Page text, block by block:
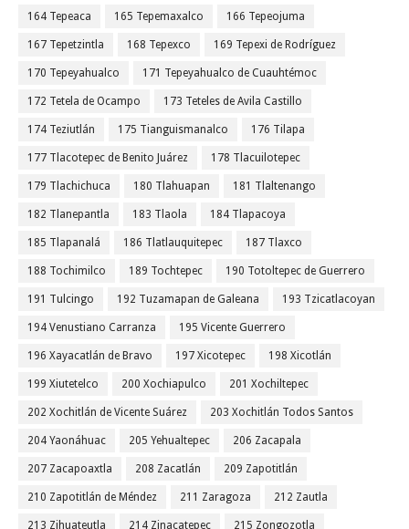
164 Tepeaca 165 Tepemaxalco 166 Tepeojuma
167 Tepetzintla 168 Tepexco 169 Tepexi de Rodríguez
170 Tepeyahualco 171 Tepeyahualco de Cuauhtémoc
172 Tetela de Ocampo 173 Teteles de Avila Castillo
174 Teziutlán 175 Tianguismanalco 176 Tilapa
177 Tlacotepec de Benito Juárez 178 Tlacuilotepec
179 Tlachichuca 180 Tlahuapan 181 Tlaltenango
182 Tlanepantla 183 Tlaola 184 Tlapacoya
185 Tlapanalá 186 Tlatlauquitepec 187 Tlaxco
188 Tochimilco 189 Tochtepec 190 Totoltepec de Guerrero
191 Tulcingo 192 Tuzamapan de Galeana 193 Tzicatlacoyan
194 Venustiano Carranza 195 Vicente Guerrero
196 Xayacatlán de Bravo 197 Xicotepec 198 Xicotlán
199 Xiutetelco 200 Xochiapulco 201 Xochiltepec
202 Xochitlán de Vicente Suárez 203 Xochitlán Todos Santos
204 Yaonáhuac 205 Yehualtepec 206 Zacapala
207 Zacapoaxtla 208 Zacatlán 209 Zapotitlán
210 Zapotitlán de Méndez 211 Zaragoza 212 Zautla
213 Zihuateutla 214 Zinacatepec 215 Zongozotla